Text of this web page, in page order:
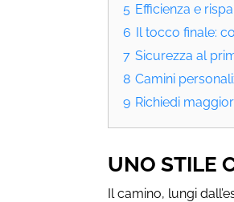
5 Efficienza e
6 Il tocco finale:
7 Sicurezza al
8 Camini
9 Richiedi
UNO STILE
Il camino, lungi